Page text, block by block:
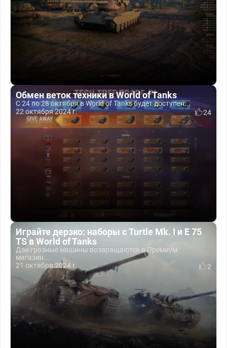
Обмен веток техники в World of Tanks
С 24 по 28 октября в World of Tanks будет доступен...
22 октября 2024 г.
24
Играйте дерзко: наборы с Turtle Mk. I и E 75
TS в World of Tanks
Две грозные машины возвращаются в Премиум
магазин:...
21 октября 2024 г.
2